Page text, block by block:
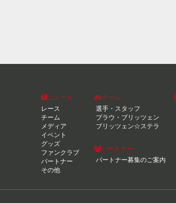
ニュース
レース
チーム
メディア
イベント
グッズ
ファンクラブ
パートナー
その他
チーム
選手・スタッフ
ブラウ・ブリッツェン
ブリッツェン☆ステラ
パートナー
パートナー募集のご案内